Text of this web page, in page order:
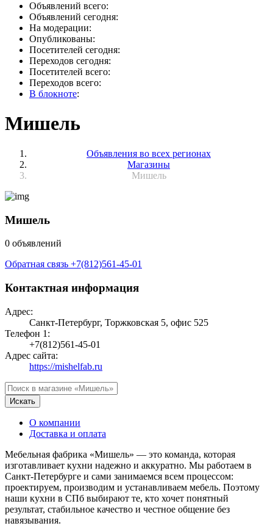
Объявлений всего:
Объявлений сегодня:
На модерации:
Опубликованы:
Посетителей сегодня:
Переходов сегодня:
Посетителей всего:
Переходов всего:
В блокноте:
Мишель
Объявления во всех регионах
Магазины
Мишель
Мишель
0 объявлений
Обратная связь +7(812)561-45-01
Контактная информация
Адрес:
Санкт-Петербург, Торжковская 5, офис 525
Телефон 1:
+7(812)561-45-01
Адрес сайта:
https://mishelfab.ru
Искать
О компании
Доставка и оплата
Мебельная фабрика «Мишель» — это команда, которая
изготавливает кухни надежно и аккуратно. Мы работаем в
Санкт-Петербурге и сами занимаемся всем процессом:
проектируем, производим и устанавливаем мебель. Поэтому
наши кухни в СПб выбирают те, кто хочет понятный
результат, стабильное качество и честное общение без
навязывания.